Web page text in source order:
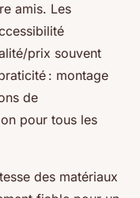
amis. Les
prix souvent
: montage
de
pour tous les
des matériaux